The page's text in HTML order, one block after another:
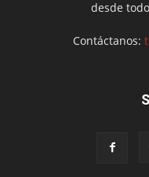
desde
Contáctanos: